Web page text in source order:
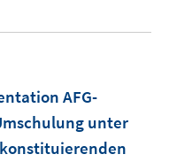
AFG-
unter